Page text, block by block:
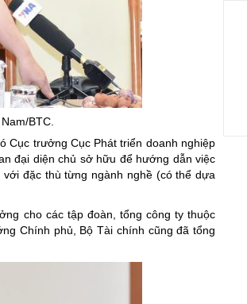
BTC.
Cục trưởng Cục Phát triển doanh nghiệp
đại diện chủ sở hữu để hướng dẫn việc
đặc thù từng ngành nghề (có thể dựa
cho các tập đoàn, tổng công ty thuộc
Chính phủ, Bộ Tài chính cũng đã tổng